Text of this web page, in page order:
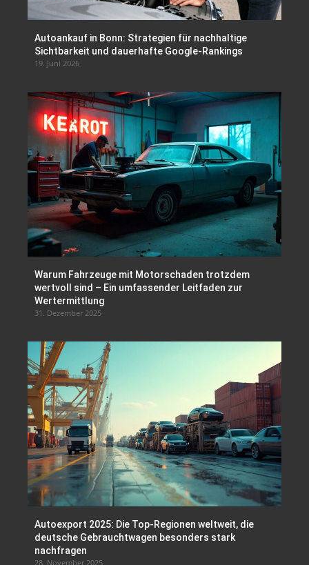
Autoankauf in Bonn: Strategien für nachhaltige
Sichtbarkeit und dauerhafte Google-Rankings
19. Juni 2026
Warum Fahrzeuge mit Motorschaden trotzdem
wertvoll sind – Ein umfassender Leitfaden zur
Wertermittlung
31. Dezember 2025
Autoexport 2025: Die Top-Regionen weltweit, die
deutsche Gebrauchtwagen besonders stark
nachfragen
28. November 2025